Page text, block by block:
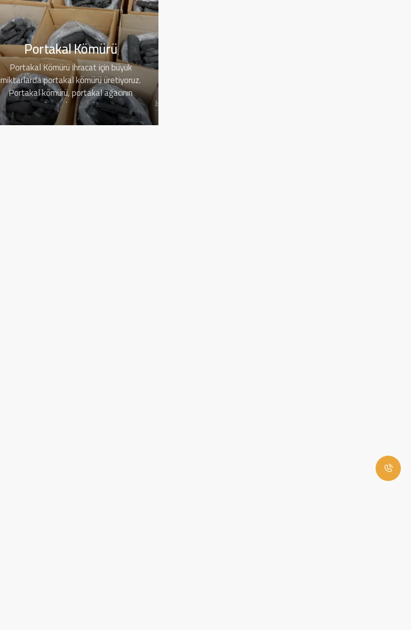
Portakal Kömürü
Portakal Kömürü İhracat için büyük
miktarlarda portakal kömürü üretiyoruz.
Portakal kömürü, portakal ağacının
odunundan yapılır…